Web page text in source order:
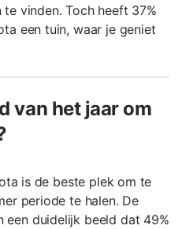
vinden. Toch heeft 37%
een tuin, waar je geniet
van het jaar om
is de beste plek om te
periode te halen. De
een duidelijk beeld dat 49%